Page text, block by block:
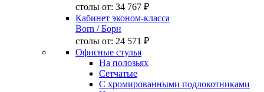
столы от: 34 767 ₽
Кабинет эконом-класса
Born / Борн
столы от: 24 571 ₽
Офисные стулья
На полозьях
Сетчатые
С хромированными подлокотниками